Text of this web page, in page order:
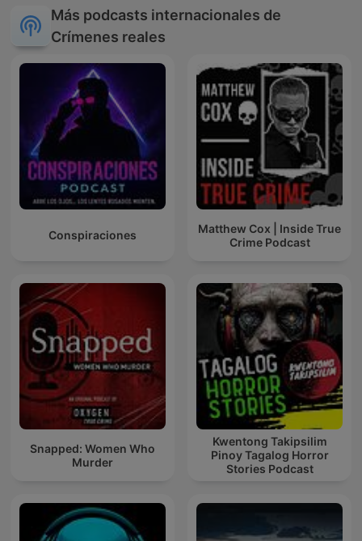
Más podcasts internacionales de
Crímenes reales
Conspiraciones
Matthew Cox | Inside True
Crime Podcast
Snapped: Women Who
Murder
Kwentong Takipsilim
Pinoy Tagalog Horror
Stories Podcast